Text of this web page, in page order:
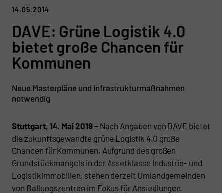
14.05.2014
DAVE: Grüne Logistik 4.0
bietet große Chancen für
Kommunen
Neue Masterpläne und Infrastrukturmaßnahmen
notwendig
Stuttgart, 14. Mai 2019 – Nach Angaben von DAVE bietet
die zukunftsgewandte grüne Logistik 4.0 große
Chancen für Kommunen. Aufgrund des großen
Grundstückmangels in der Assetklasse Industrie- und
Logistikimmobilien, stehen derzeit Umlandgemeinden
von Ballungszentren im Fokus für Ansiedlungen.